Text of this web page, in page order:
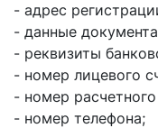
- адрес
- данные
- реквизиты
- номер лицевого
- номер
- номер телефона;